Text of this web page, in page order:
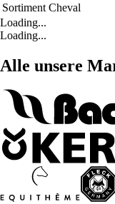
Sortiment Cheval
Loading...
Loading...
Alle unsere